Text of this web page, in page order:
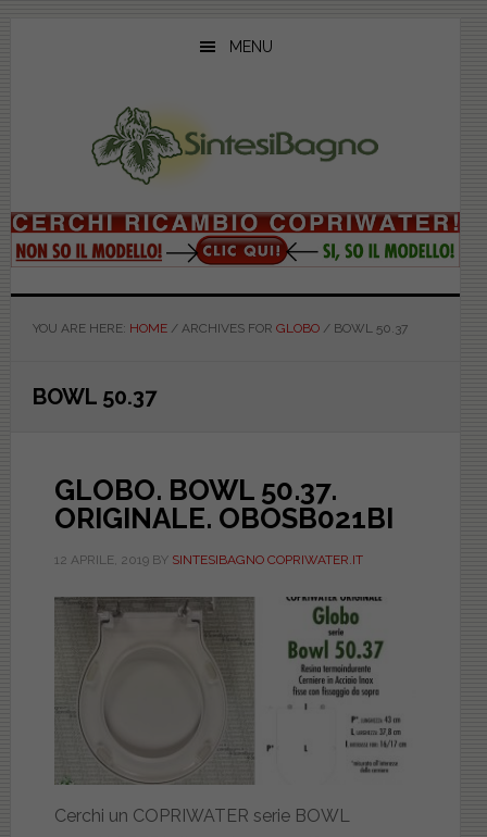
MENU
YOU ARE HERE: HOME /ARCHIVES FOR GLOBO /BOWL 50.37
BOWL 50.37
GLOBO. BOWL 50.37.
ORIGINALE. OBOSB021BI
12 APRILE, 2019BY SINTESIBAGNO COPRIWATER.IT
Cerchi un COPRIWATER serie BOWL